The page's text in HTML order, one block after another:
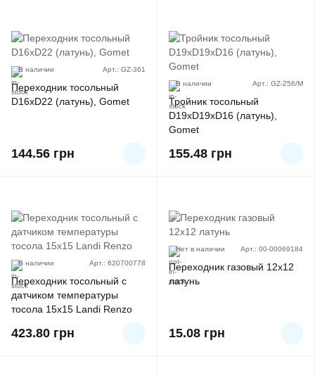
В наличии Арт.: GZ-361
Переходник тосольный
D16xD22 (латунь), Gomet
144.56 грн
В наличии Арт.: GZ-256/M
Тройник тосольный
D19xD19xD16 (латунь),
Gomet
155.48 грн
В наличии Арт.: 620700778
Переходник тосольный с
датчиком температуры
тосола 15x15 Landi Renzo
423.80 грн
Нет в наличии Арт.: 00-00069184
Переходник газовый 12x12
латунь
15.08 грн